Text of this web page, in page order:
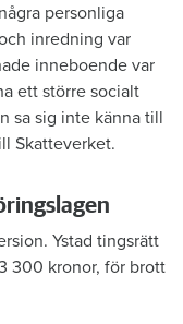
personliga
inredning var
inneboende var
ett större socialt
sa sig inte känna till
Skatteverket.
Ystad tingsrätt
300 kronor, för brott